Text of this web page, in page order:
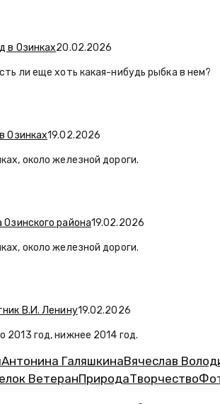
в Озинках20.02.2026
ли еще хоть какая-нибудь рыбка в нем?
Озинках19.02.2026
около железной дороги.
Озинского района19.02.2026
около железной дороги.
В.И. Ленину19.02.2026
2013 год, нижнее 2014 год.
Антонина ГаляшкинаВячеслав
ВетеранПриродаТворчество